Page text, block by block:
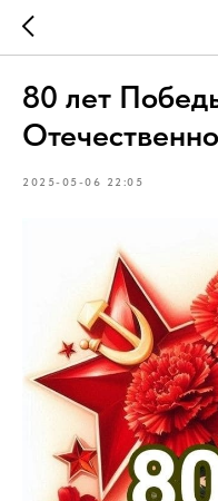
80 лет
2025-05-06 22:05